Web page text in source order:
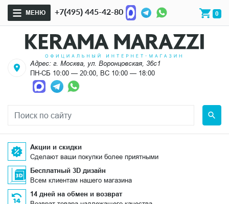
МЕНЮ +7(495) 445-42-80 0
Адрес: г. Москва, ул. Воронцовская, 36с1
ПН-СБ 10:00 — 20:00, ВС 10:00 — 18:00
Акции и скидки
Сделают ваши покупки более приятными
Бесплатный 3D дизайн
Всем клиентам нашего магазина
14 дней на обмен и возврат